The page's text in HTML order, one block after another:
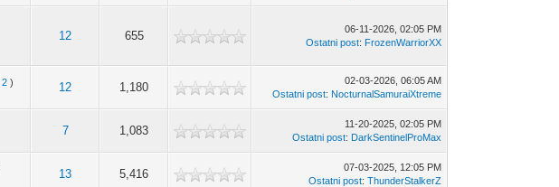
12 655
06-11-2026, 02:05 PM
Ostatni post: FrozenWarriorXX
2 )
12 1,180
02-03-2026, 06:05 AM
Ostatni post: NocturnalSamuraiXtreme
7 1,083
11-20-2025, 02:05 PM
Ostatni post: DarkSentinelProMax
13 5,416
07-03-2025, 12:05 PM
Ostatni post: ThunderStalkerZ